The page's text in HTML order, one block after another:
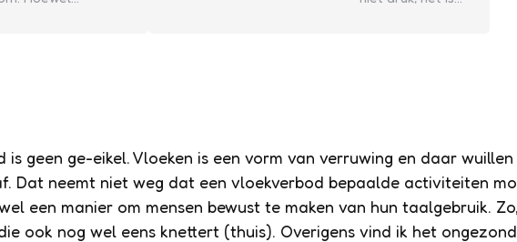
is geen ge-eikel. Vloeken is een vorm van verruwing en daar wuillen
Dat neemt niet weg dat een vloekverbod bepaalde activiteiten
een manier om mensen bewust te maken van hun taalgebruik.
ook nog wel eens knettert (thuis). Overigens vind ik het ongezond